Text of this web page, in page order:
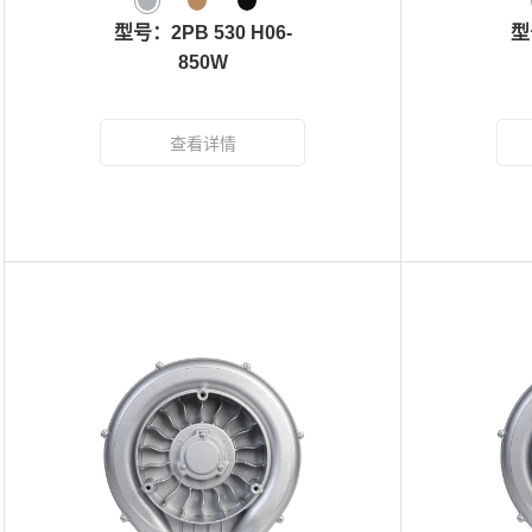
型号：2PB 530 H06-
850W